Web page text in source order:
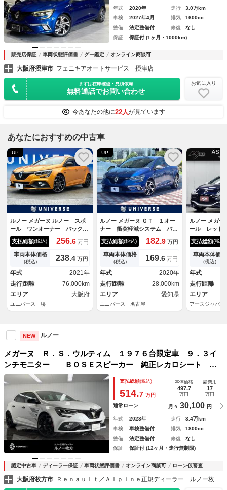
年式 2020年 走行
3.0万km
車検
2027年4月 排気
1600cc
整備
法定整備付 修復
なし
保証
保証付 (1ヶ月・1000km)
販売店保証 車両状態評価書 グー鑑定 オンライン商談可
大阪府摂津市 フェニキアオートサービス 摂津店
まずは在庫確認・見積依頼
無料通話でお問い合わせ
お気に入り
今あなたの他に22人が見ています
あなたにおすすめの中古車
UP
ルノー メガーヌ ルノー スポ
ール ワンオーナー バックカ
メラ 前席シートヒーター パ
ドルシフト アダプティブクル
ーズコントロール デュアルオ
ートエアコン ＬＥＤヘッドラ
イト オートライト 純正１９
インチＡＷ ＥＴＣ車載器 禁
煙車
支払総額(税込) 256.6 万円
車両本体価格
(税込) 238.4 万円
年式
2021年
走行距離
76,000km
エリア
大阪府
ユニバース 堺
UP
ルノー メガーヌ ＧＴ １オー
ナー 衝突軽減システム バッ
クカメラ シートヒーターＬＥ
Ｄヘッドランプ Ｂｌｕｅｔｏ
ｏｔｈ接続 純正１８インチＡ
Ｗ スマートキー ＥＴＣ車載
器 レーンキーピングアシス
ト アイドリングストップ
支払総額(税込) 182.9 万円
車両本体価格
(税込) 169.6 万円
年式
2020年
走行距離
28,000km
エリア
愛知県
ユニバース 名古屋
ルノー メガ
ール レッド
グ ＲＢ８
専用カラー／
イＭ ＯＰフ
ＯＰ２ＤＩ
ＢＴ＆ＵＳ
専用１９Ａ
前後ソナー
ートライト
支払総額(税込)
車両本体価格
(税込)
年式
走行距離
エリア
アースジャパン
NEW ルノー
メガーヌ Ｒ．Ｓ．ウルティム １９７６台限定車 ９．３イ
ンチモニター ＢＯＳＥスピーカー 純正レカロシート ブ
レンボブレーキキャリパー ＡｐｐｌｅＣａｒｐｌａｙ Ｂｌ
ｕｅｔｏｏｔｈ ＬＥＤヘッドライト バックカメラ 前面衝
突警報
支払総額(税込)
514.7 万円
本体価格
497.7
万円
諸費用
17
万円
通常ローン 月々 30,100 円
年式 2023年 走行
3.4万km
車検
車検整備付 排気
1800cc
整備
法定整備付 修復
なし
保証
保証付 (12ヶ月・走行無制限)
認定中古車 ディーラー保証 車両状態評価書 オンライン商談可 ローン仮審査
大阪府枚方市 Ｒｅｎａｕｌｔ／Ａｌｐｉｎｅ正規ディーラー ルノー枚方・アルピーヌポイント枚方